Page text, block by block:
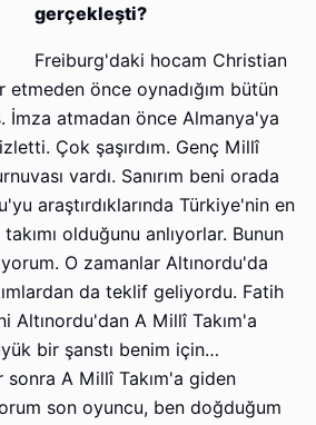
gerçekleşti?
Freiburg'daki hocam Christian
önce oynadığım bütün
İmza atmadan önce Almanya'ya
Çok şaşırdım. Genç Millî
vardı. Sanırım beni orada
araştırdıklarında Türkiye'nin en
olduğunu anlıyorlar. Bunun
O zamanlar Altınordu'da
da teklif geliyordu. Fatih
Altınordu'dan A Millî Takım'a
bir şanstı benim için…
sonra A Millî Takım'a giden
son oyuncu, ben doğduğum